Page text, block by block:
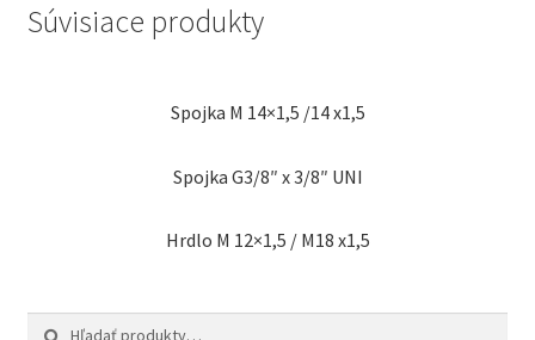
Súvisiace produkty
Spojka M 14×1,5 /14 x1,5
Spojka G3/8″ x 3/8″ UNI
Hrdlo M 12×1,5 / M18 x1,5
Hľadať:
Vyhľadávanie